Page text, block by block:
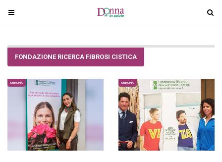
T
o
g
n
T
o
g
v
i
g
a
FONDAZIONE RICERCA FIBROSI CISTICA
MEDICINA MEDICINA